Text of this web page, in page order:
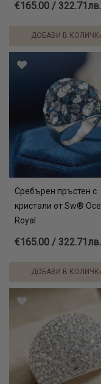
€165.00 / 322.71лв.
ДОБАВИ В
Сребърен пръстен с
кристали от Sw®
Royal
€165.00 / 322.71лв.
ДОБАВИ В